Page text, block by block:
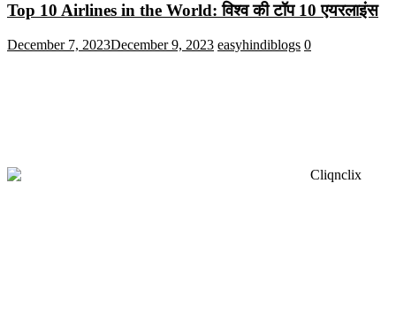
Top 10 Airlines in the World: विश्व की टॉप 10 एयरलाइंस
December 7, 2023December 9, 2023 easyhindiblogs 0